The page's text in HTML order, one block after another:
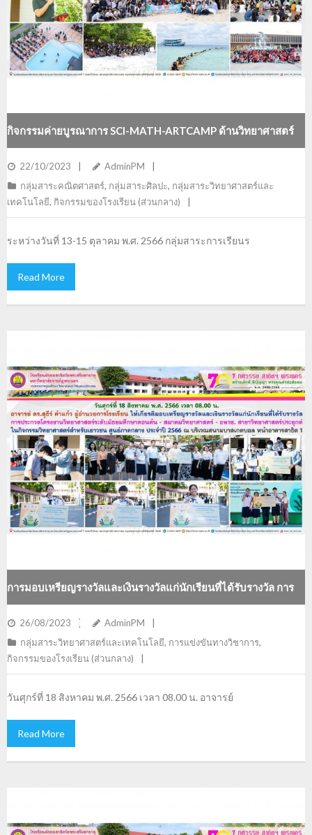
กิจกรรมค่ายบูรณาการ SCI-MATH-ARTCAMP ด้านวิทยาศาสตร์
ทางทะเล
22/10/2023
AdminPM
กลุ่มสาระคณิตศาสตร์, กลุ่มสาระศิลปะ, กลุ่มสาระวิทยาศาสตร์และ
เทคโนโลยี, กิจกรรมของโรงเรียน (ส่วนกลาง)
ระหว่างวันที่ 13-15 ตุลาคม พ.ศ. 2566 กลุ่มสาระการเรียนร
Read More
การมอบเหรียญรางวัลและเงินรางวัลแก่นักเรียนที่ได้รับรางวัล การ
ประกวดโครงงานวิทยาศาสตร์ ระดับมัธยมศึกษาตอนต้น
26/08/2023
AdminPM
กลุ่มสาระวิทยาศาสตร์และเทคโนโลยี, การแข่งขันทางวิชาการ,
กิจกรรมของโรงเรียน (ส่วนกลาง)
วันศุกร์ที่ 18 สิงหาคม พ.ศ. 2566 เวลา 08.00 น. อาจารย์
Read More